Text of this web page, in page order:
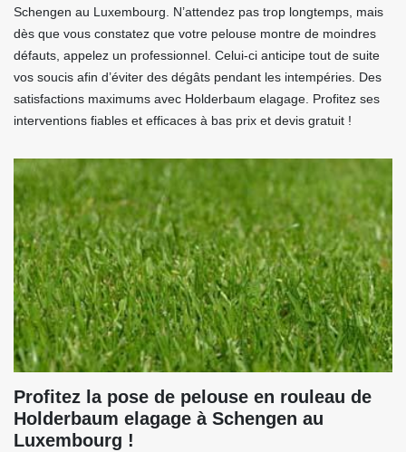
Schengen au Luxembourg. N’attendez pas trop longtemps, mais
dès que vous constatez que votre pelouse montre de moindres
défauts, appelez un professionnel. Celui-ci anticipe tout de suite
vos soucis afin d’éviter des dégâts pendant les intempéries. Des
satisfactions maximums avec Holderbaum elagage. Profitez ses
interventions fiables et efficaces à bas prix et devis gratuit !
Profitez la pose de pelouse en rouleau de
Holderbaum elagage à Schengen au
Luxembourg !